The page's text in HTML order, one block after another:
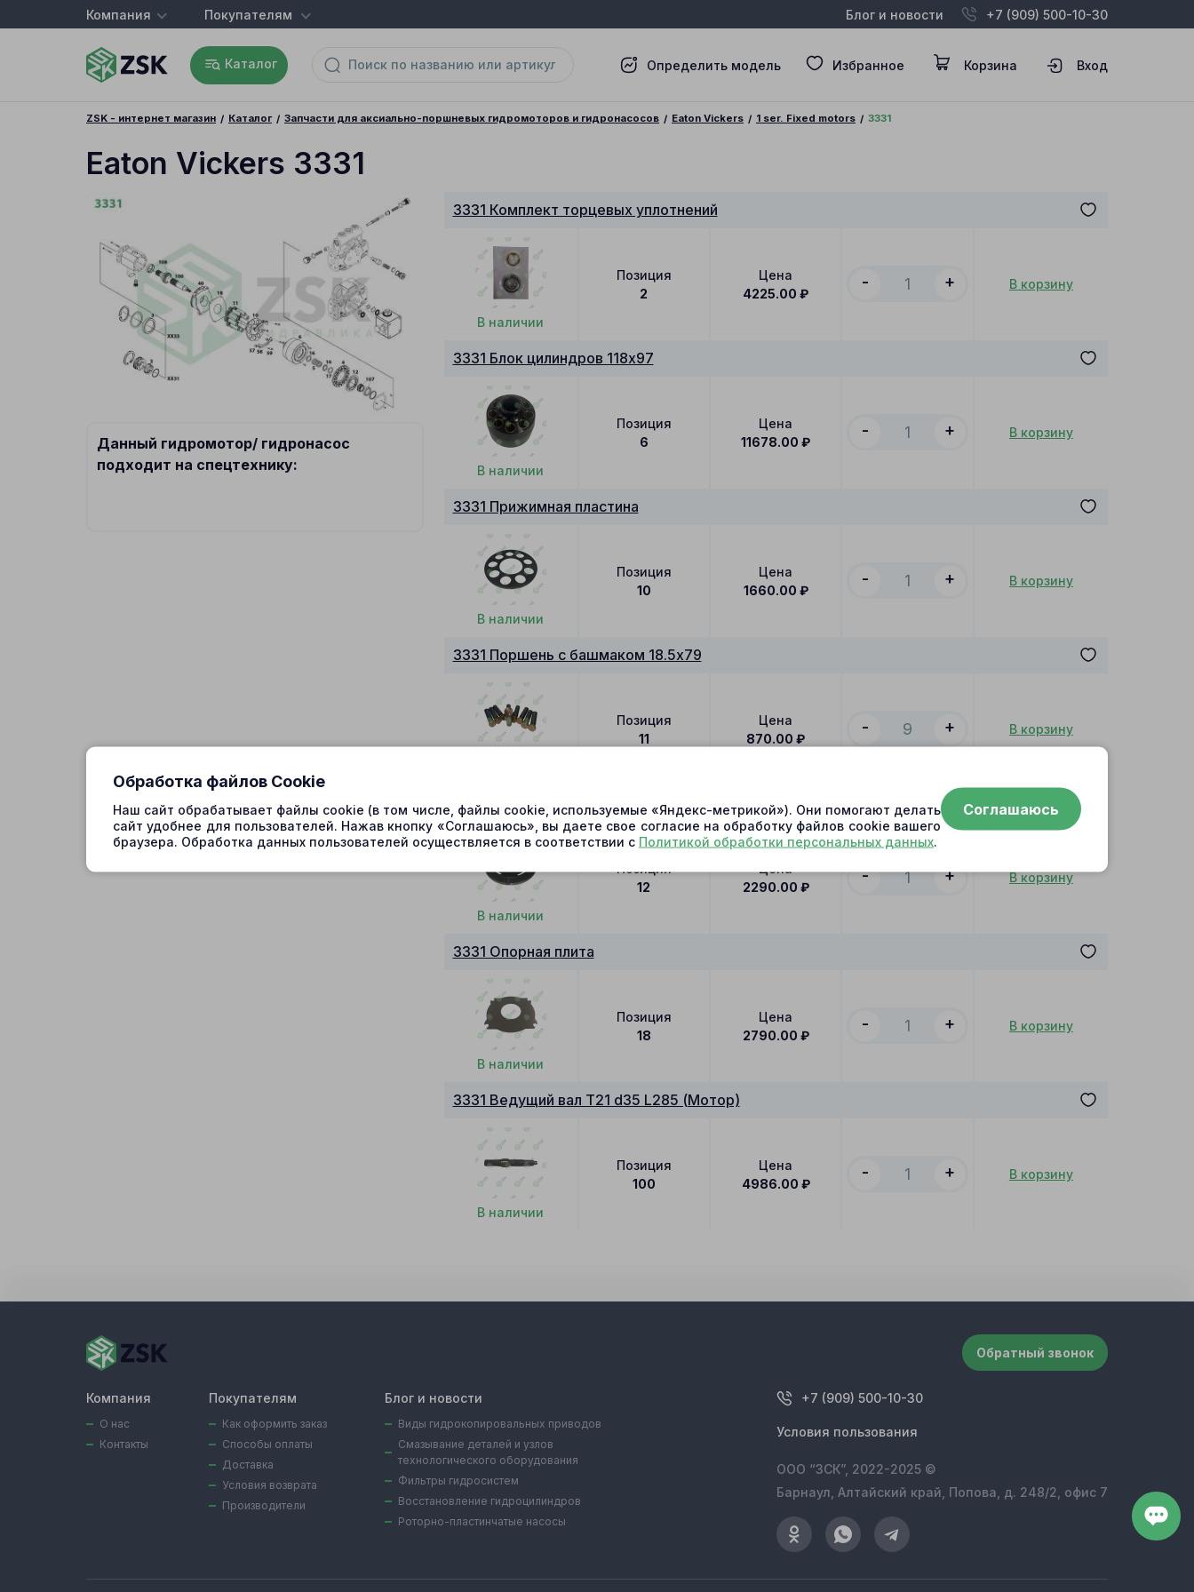
Компания Покупателям Блог и новости +7 (909) 500-10-30
Каталог Определить модель Избранное Корзина Вход
ZSK - интернет магазин Каталог Запчасти для аксиально-поршневых гидромоторов и гидронасосов Eaton Vickers 1 ser. Fixed motors 3331
Eaton Vickers 3331
Данный гидромотор/ гидронасос
подходит на спецтехнику:
3331 Комплект торцевых уплотнений
В наличии
Позиция
2
Цена
4225.00 ₽
- + В корзину
3331 Блок цилиндров 118x97
В наличии
Позиция
6
Цена
11678.00 ₽
- + В корзину
3331 Прижимная пластина
В наличии
Позиция
10
Цена
1660.00 ₽
- + В корзину
3331 Поршень с башмаком 18.5x79
Позиция
11
Цена
870.00 ₽
- + В корзину
3331 Распределитель M
В наличии
Позиция
12
Цена
2290.00 ₽
- + В корзину
3331 Опорная плита
В наличии
Позиция
18
Цена
2790.00 ₽
- + В корзину
3331 Ведущий вал T21 d35 L285 (Мотор)
В наличии
Позиция
100
Цена
4986.00 ₽
- + В корзину
Обратный звонок
Компания
О нас
Контакты
Покупателям
Как оформить заказ
Способы оплаты
Доставка
Условия возврата
Производители
Блог и новости
Виды гидрокопировальных приводов
Смазывание деталей и узлов
технологического оборудования
Фильтры гидросистем
Восстановление гидроцилиндров
Роторно-пластинчатые насосы
+7 (909) 500-10-30
Условия пользования
ООО “ЗСК”, 2022-2025 ©
Барнаул, Алтайский край, Попова, д. 248/2, офис 7
Обработка файлов Cookie
Наш сайт обрабатывает файлы cookie (в том числе, файлы cookie, используемые «Яндекс-метрикой»). Они помогают делать
сайт удобнее для пользователей. Нажав кнопку «Соглашаюсь», вы даете свое согласие на обработку файлов cookie вашего
браузера. Обработка данных пользователей осуществляется в соответствии с Политикой обработки персональных данных
Соглашаюсь